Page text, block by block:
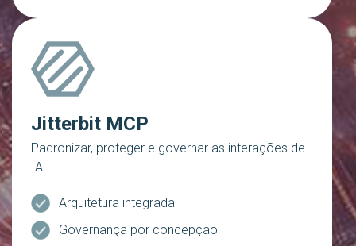
Jitterbit MCP
Padronizar, proteger e governar as interações de
IA.
Arquitetura integrada
Governança por concepção